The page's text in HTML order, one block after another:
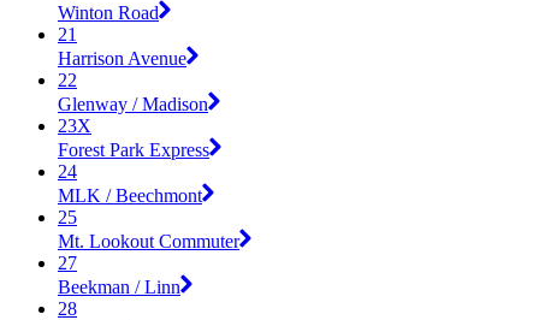
Winton Road
21
Harrison Avenue
22
Glenway / Madison
23X
Forest Park Express
24
MLK / Beechmont
25
Mt. Lookout Commuter
27
Beekman / Linn
28